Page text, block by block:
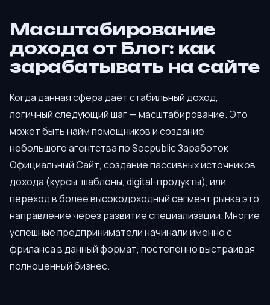
Масштабирование
дохода от Блог: как
зарабатывать на сайте
Когда данная сфера даёт стабильный доход,
логичный следующий шаг — масштабирование. Это
может быть найм помощников и создание
небольшого агентства по Socpublic Заработок
Официальный Сайт, создание пассивных источников
дохода (курсы, шаблоны, digital-продукты), или
переход в более высокодоходный сегмент рынка это
направление через развитие специализации. Многие
успешные предприниматели начинали именно с
фриланса в данный формат, постепенно выстраивая
полноценный бизнес.